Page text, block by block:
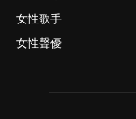
女性歌手
女性聲優